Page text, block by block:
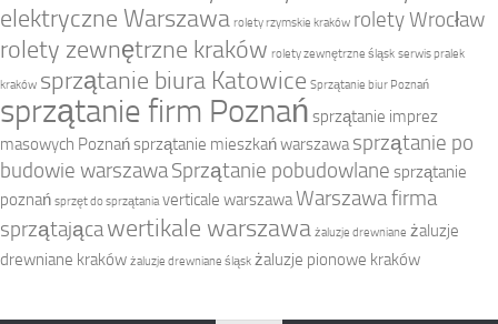
elektryczne Warszawa rolety rzymskie kraków rolety Wrocław
rolety zewnętrzne kraków rolety zewnętrzne śląsk serwis pralek
kraków sprzątanie biura Katowice Sprzątanie biur Poznań
sprzątanie firm Poznań sprzątanie imprez
masowych Poznańsprzątanie mieszkań warszawa sprzątanie po
budowie warszawaSprzątanie pobudowlane sprzątanie
poznań sprzęt do sprzątania verticale warszawaWarszawa firma
sprzątającawertikale warszawa żaluzje drewniane żaluzje
drewniane kraków żaluzje drewniane śląsk żaluzje pionowe kraków